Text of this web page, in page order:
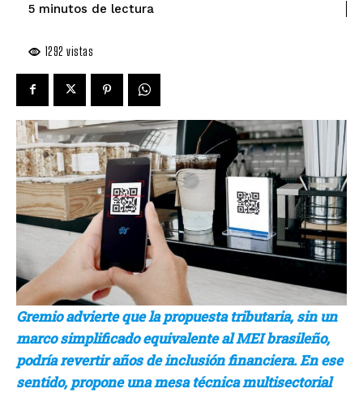
5 minutos de lectura
1292 vistas
Gremio advierte que la propuesta tributaria, sin un
marco simplificado equivalente al MEI brasileño,
podría revertir años de inclusión financiera. En ese
sentido, propone una mesa técnica multisectorial